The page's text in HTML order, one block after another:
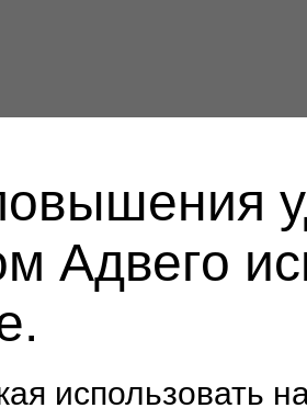
Адвего
использовать